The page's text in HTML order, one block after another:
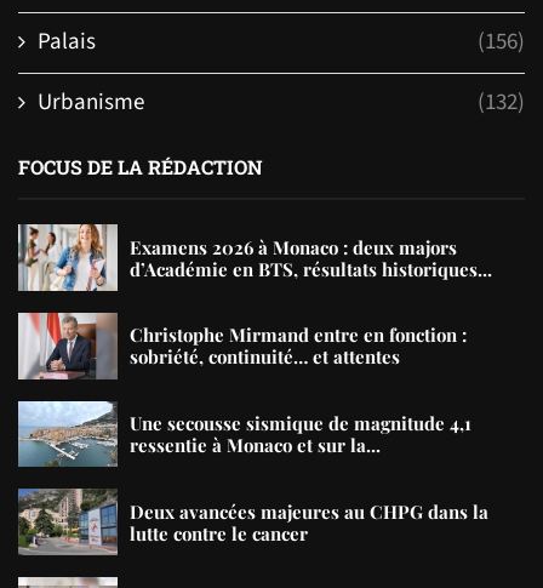
Palais
(156)
Urbanisme
(132)
FOCUS DE LA RÉDACTION
Examens 2026 à Monaco : deux majors
d’Académie en BTS, résultats historiques...
Christophe Mirmand entre en fonction :
sobriété, continuité… et attentes
Une secousse sismique de magnitude 4,1
ressentie à Monaco et sur la...
Deux avancées majeures au CHPG dans la
lutte contre le cancer